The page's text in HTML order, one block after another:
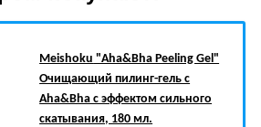
Meishoku "Aha&Bha Peeling Gel"
Очищающий пилинг-гель с
Aha&Bha с эффектом сильного
скатывания, 180 мл.